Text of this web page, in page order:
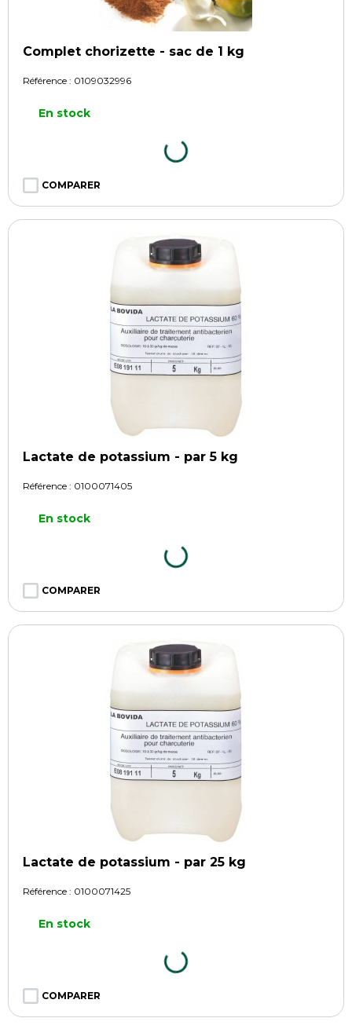
Complet chorizette - sac de 1 kg
Référence : 0109032996
En stock
COMPARER
Lactate de potassium - par 5 kg
Référence : 0100071405
En stock
COMPARER
Lactate de potassium - par 25 kg
Référence : 0100071425
En stock
COMPARER